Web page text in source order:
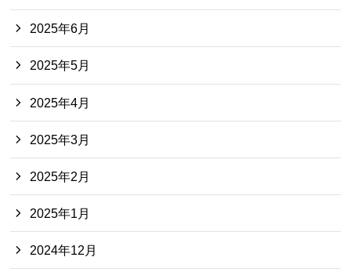
2025年6月
2025年5月
2025年4月
2025年3月
2025年2月
2025年1月
2024年12月